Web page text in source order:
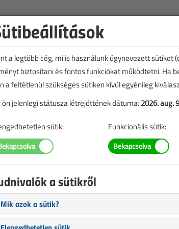
című cikk vásárlása
hozzáférést kap a cikkhez,
fizetést követően
hozzáférése nem évül el.
a legtöbb cég, mi is használunk úgynevezett
biztosítani és fontos funkciókat működtetni. Ha
a feltétlenül szükséges sütiken kívül egyénileg
ön jelenlegi státusza létrejöttének dátuma:2026. aug.
sütik: Funkcionális sütik:
a sütikről
Mik azok a sütik?